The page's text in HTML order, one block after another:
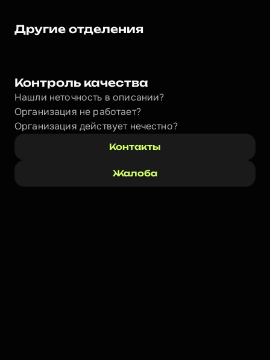
Другие отделения
Контроль качества
Нашли неточность в описании?
Организация не работает?
Организация действует нечестно?
Контакты
Жалоба